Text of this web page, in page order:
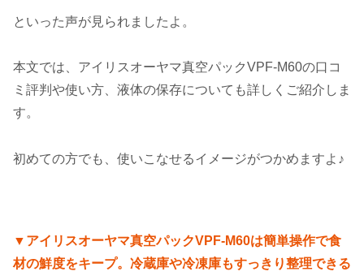
といった声が見られましたよ。
本文では、アイリスオーヤマ真空パックVPF-M60の口コ
ミ評判や使い方、液体の保存についても詳しくご紹介しま
す。
初めての方でも、使いこなせるイメージがつかめますよ♪
▼アイリスオーヤマ真空パックVPF-M60は簡単操作で食
材の鮮度をキープ。冷蔵庫や冷凍庫もすっきり整理できる